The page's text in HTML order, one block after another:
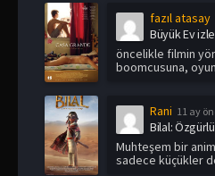
fazıl atasay
Büyük Ev izle
öncelikle filmin
boomcusuna,
Rani 11 ay
Bilal:
Muhteşem bir
sadece küçükler